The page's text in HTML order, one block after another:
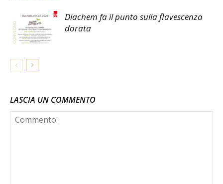
Diachem fa il punto sulla flavescenza
dorata
LASCIA UN COMMENTO